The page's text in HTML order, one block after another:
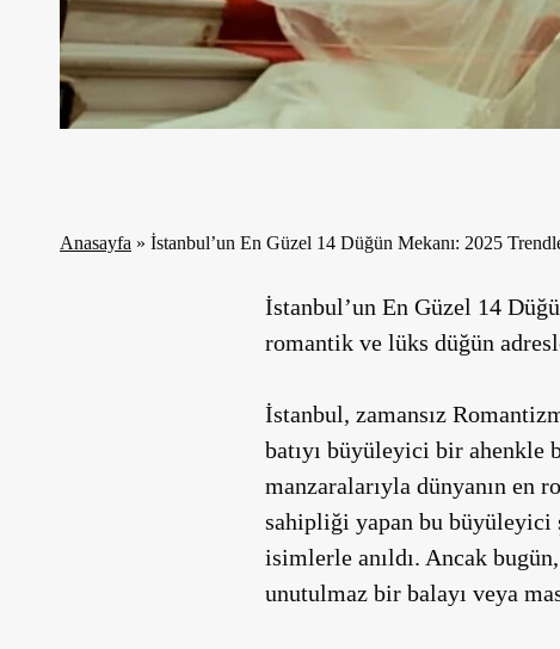
Anasayfa » İstanbul’un En Güzel 14 Düğün Mekanı: 2025
İstanbul’un En Güzel 14
romantik ve lüks düğün
İstanbul, zamansız
batıyı büyüleyici bir ahenkle
manzaralarıyla dünyanın en
sahipliği yapan bu büyüleyici
isimlerle anıldı. Ancak
unutulmaz bir balayı veya